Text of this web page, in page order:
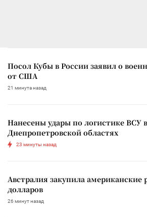
Посол Кубы в России заявил о
от США
21 минута назад
Нанесены удары по логистике ВСУ
Днепропетровской областях
23 минуты назад
Австралия закупила американские
долларов
26 минут назад